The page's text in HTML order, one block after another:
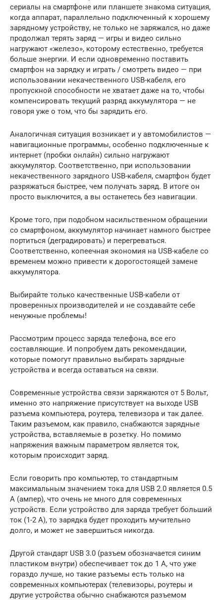
сериалы на смартфоне или планшете знакома ситуация,
когда аппарат, параллельно подключенный к хорошему
зарядному устройству, не только не заряжался, но даже
продолжал терять заряд — игры и видео сильно
нагружают «железо», которому естественно, требуется
больше энергии. И если одновременно поставить
смартфон на зарядку и играть / смотреть видео — при
использовании некачественного USB-кабеля, его
пропускной способности не хватает даже на то, чтобы
компенсировать текущий разряд аккумулятора — не
говоря уже о том, что бы зарядить его.
Аналогичная ситуация возникает и у автомобилистов —
навигационные программы, особенно подключенные к
интернет (пробки онлайн) сильно нагружают
аккумулятор. Соответственно, при использовании
некачественного зарядного USB-кабеля, смартфон будет
разряжаться быстрее, чем получать заряд. В итоге он
просто выключится, а вы останетесь без навигации.
Кроме того, при подобном насильственном обращении
со смартфоном, аккумулятор начинает намного быстрее
портиться (деградировать) и перегреваться.
Соответственно, копеечная экономия на USB-кабеле со
временем можно привести к дорогостоящей замене
аккумулятора.
Выбирайте только качественные USB-кабели от
проверенных производителей и не создавайте себе
ненужные проблемы!
Рассмотрим процесс заряда телефона, все его
составляющие. И попробуем дать рекомендации,
которые помогут правильно выбирать зарядные
устройства и всегда оставаться на связи.
Современные устройства связи заряжаются от 5 Вольт,
именно это напряжение присутствует на выходе USB
разъема компьютера, роутера, телевизора и так далее.
Таким разъемом, как правило, снабжаются зарядные
устройства, вставляемые в розетку. Но помимо
напряжения важным параметром является ток,
которым происходит заряд.
Если говорить про компьютер, то стандартным
максимальным значением тока для USB 2.0 является 0.5
А (ампер), что очень не много для современных
устройств. Если устройство для заряда требует больший
ток (1-2 А), то зарядка будет проходить мучительно
долго, и может не завершиться никогда.
Другой стандарт USB 3.0 (разъем обозначается синим
пластиком внутри) обеспечивает ток до 1 А, что уже
гораздо лучше, но такие разъемы есть только на
современных компьютерах (телевизоры, роутеры и
другие устройства обычно снабжаются разъемом